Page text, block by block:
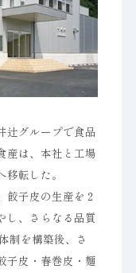
辻グループで食品
産は、本社と工場
転した。
子皮の生産を２
し、さらなる品質
制を構築後、さ
子皮・春巻皮・麺